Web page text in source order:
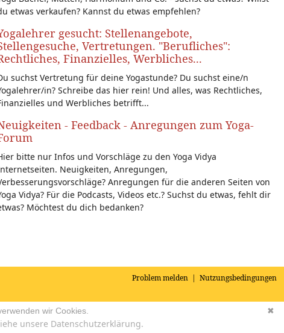
etwas verkaufen? Kannst du etwas empfehlen?
gesucht: Stellenangebote,
Vertretungen. "Berufliches":
Finanzielles, Werbliches...
suchst Vertretung für deine Yogastunde? Du suchst eine/n
in? Schreibe das hier rein! Und alles, was Rechtliches,
und Werbliches betrifft...
- Feedback - Anregungen zum Yoga-
bitte nur Infos und Vorschläge zu den Yoga Vidya
Neuigkeiten, Anregungen,
Anregungen für die anderen Seiten von
Vidya? Für die Podcasts, Videos etc.? Suchst du etwas, fehlt dir
Möchtest du dich bedanken?
Problem melden | Nutzungsbedingungen
✖
wir Cookies.
unsere Datenschutzerklärung.